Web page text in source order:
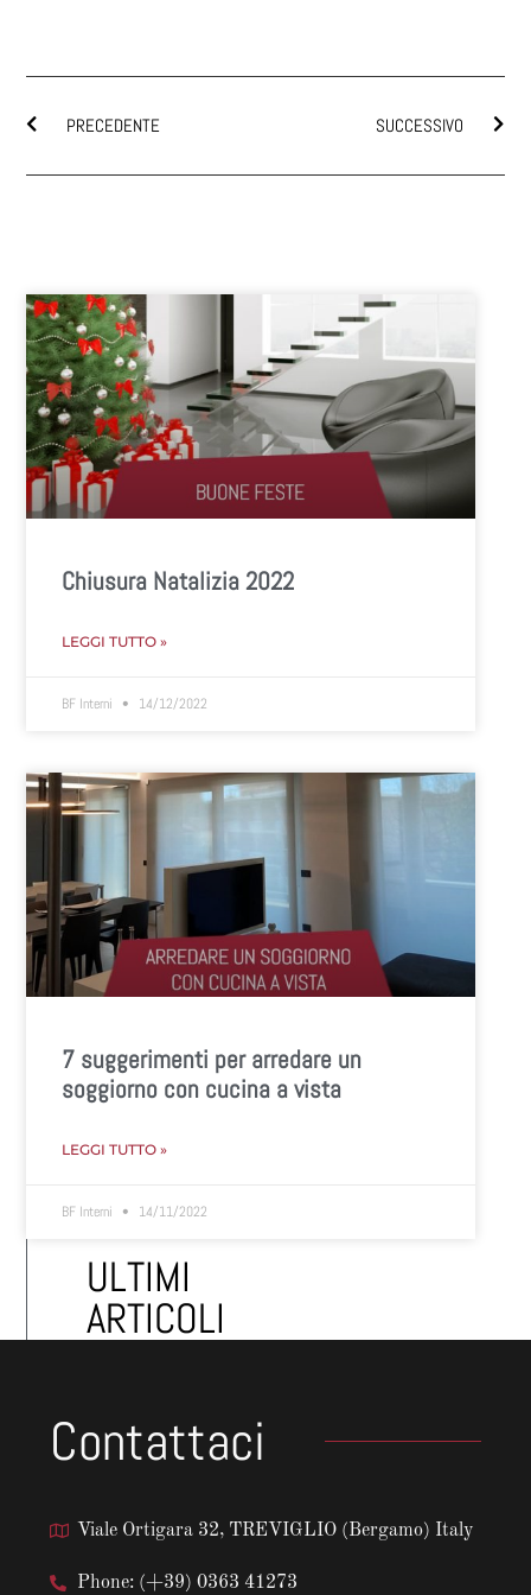
PRECEDENTE SUCCESSIVO
Chiusura Natalizia 2022
LEGGI TUTTO »
BF Interni 14/12/2022
7 suggerimenti per arredare un
soggiorno con cucina a vista
LEGGI TUTTO »
BF Interni 14/11/2022
ULTIMI
ARTICOLI
Contattaci
Viale Ortigara 32, TREVIGLIO (Bergamo) Italy
Phone: (+39) 0363 41273